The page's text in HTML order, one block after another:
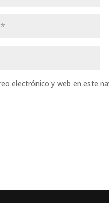
electrónico y web en este